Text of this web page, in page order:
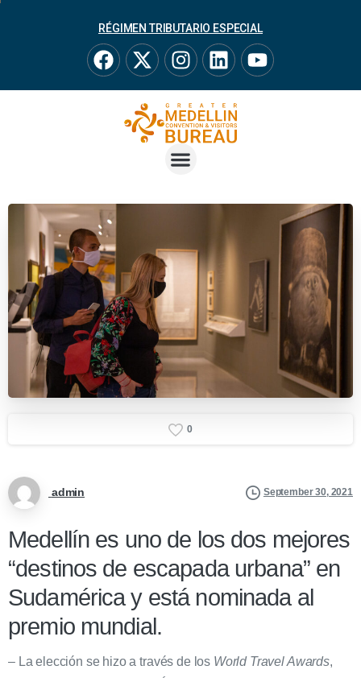
RÉGIMEN TRIBUTARIO ESPECIAL
0
admin September 30, 2021
Medellín es uno de los dos mejores
“destinos de escapada urbana” en
Sudamérica y está nominada al
premio mundial.
– La elección se hizo a través de los World Travel Awards,